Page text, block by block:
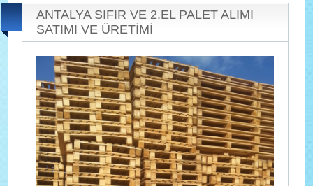
ANTALYA SIFIR VE 2.EL PALET ALIMI
SATIMI VE ÜRETİMİ